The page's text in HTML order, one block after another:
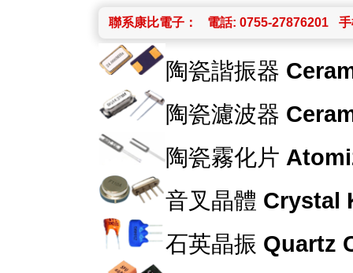
聯系康比電子： 電話: 0755-27876201
陶瓷諧振器
陶瓷濾波器
陶瓷霧化片
音叉晶體 Crystal
石英晶振 Quartz